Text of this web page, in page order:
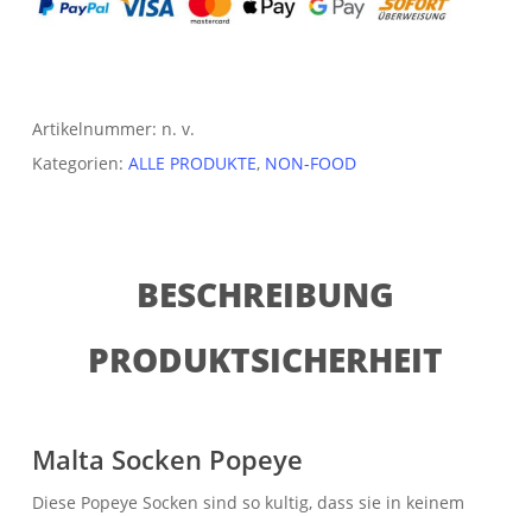
Artikelnummer: n. v.
Kategorien: ALLE PRODUKTE, NON-FOOD
BESCHREIBUNG
PRODUKTSICHERHEIT
Malta Socken Popeye
Diese Popeye Socken sind so kultig, dass sie in keinem